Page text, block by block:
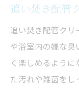
追い焚き配管
追い焚き配管クリ
や浴室内の嫌な臭
く楽しめるよう
た汚れや雑菌をし